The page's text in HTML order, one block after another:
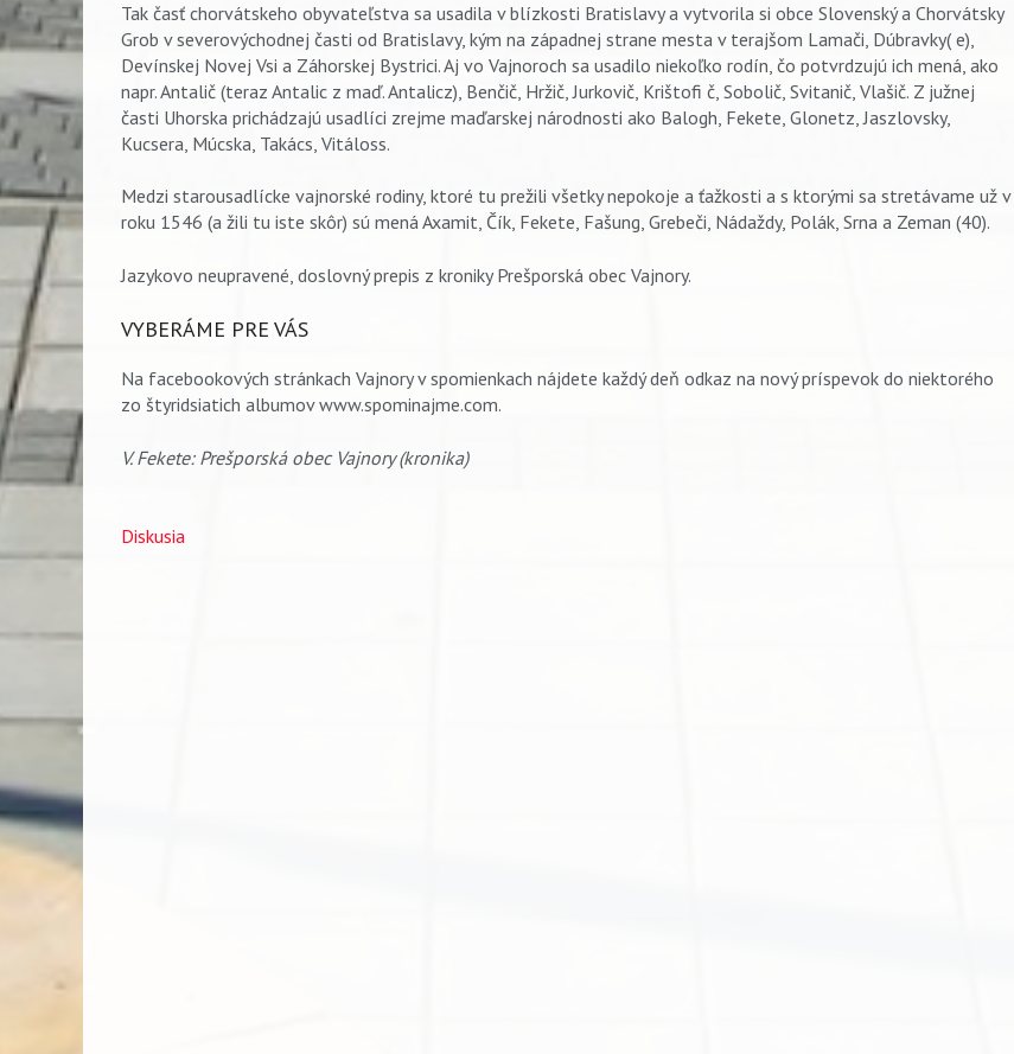
Tak časť chorvátskeho obyvateľstva sa usadila v blízkosti Bratislavy a vytvorila si obce Slovenský a Chorvátsky
Grob v severovýchodnej časti od Bratislavy, kým na západnej strane mesta v terajšom Lamači, Dúbravky( e),
Devínskej Novej Vsi a Záhorskej Bystrici. Aj vo Vajnoroch sa usadilo niekoľko rodín, čo potvrdzujú ich mená, ako
napr. Antalič (teraz Antalic z maď. Antalicz), Benčič, Hržič, Jurkovič, Krištofi č, Sobolič, Svitanič, Vlašič. Z južnej
časti Uhorska prichádzajú usadlíci zrejme maďarskej národnosti ako Balogh, Fekete, Glonetz, Jaszlovsky,
Kucsera, Múcska, Takács, Vitáloss.
Medzi starousadlícke vajnorské rodiny, ktoré tu prežili všetky nepokoje a ťažkosti a s ktorými sa stretávame už v
roku 1546 (a žili tu iste skôr) sú mená Axamit, Čík, Fekete, Fašung, Grebeči, Nádaždy, Polák, Srna a Zeman (40).
Jazykovo neupravené, doslovný prepis z kroniky Prešporská obec Vajnory.
VYBERÁME PRE VÁS
Na facebookových stránkach Vajnory v spomienkach nájdete každý deň odkaz na nový príspevok do niektorého
zo štyridsiatich albumov www.spominajme.com.
V. Fekete: Prešporská obec Vajnory (kronika)
Diskusia